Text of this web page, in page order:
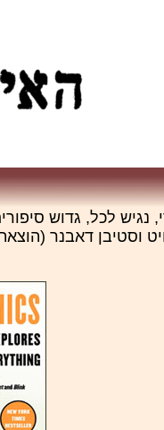
נגיש לכל, גדוש
דאבנר (הוצאת ויליאם